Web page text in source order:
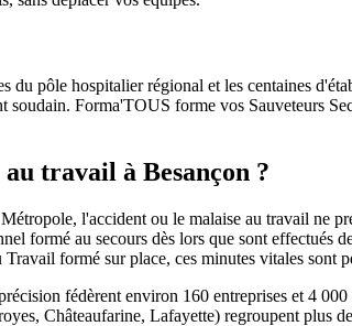
pôle hospitalier régional et les centaines
soudain. Forma'TOUS forme vos Sauveteurs
travail à Besançon ?
l'accident ou le malaise au travail ne
formé au secours dès lors que sont effectués
formé sur place, ces minutes vitales sont
fédèrent environ 160 entreprises et 4
Châteaufarine, Lafayette) regroupent plus